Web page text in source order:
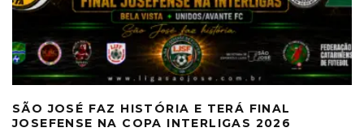
SÃO JOSÉ FAZ HISTÓRIA E TERÁ FINAL
JOSEFENSE NA COPA INTERLIGAS 2026